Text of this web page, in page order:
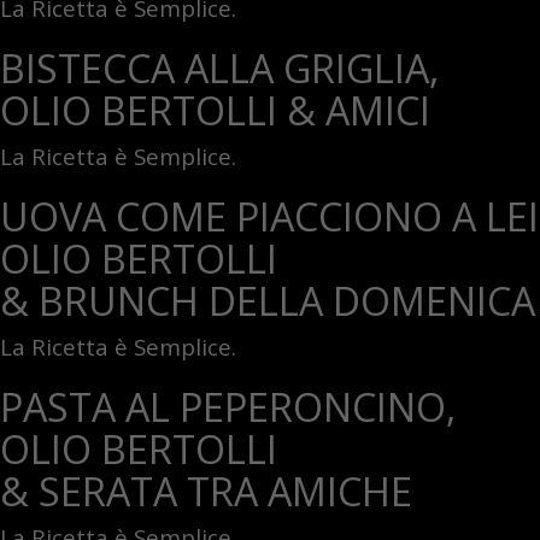
La Ricetta è Semplice.
BISTECCA ALLA GRIGLIA,
OLIO BERTOLLI & AMICI
La Ricetta è Semplice.
UOVA COME PIACCIONO A
OLIO BERTOLLI
& BRUNCH DELLA DOMENICA
La Ricetta è Semplice.
PASTA AL PEPERONCINO,
OLIO BERTOLLI
& SERATA TRA AMICHE